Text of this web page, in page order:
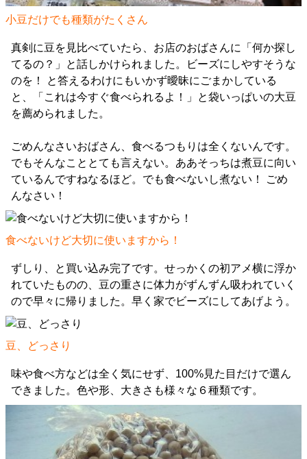
小豆だけでも種類がたくさん
真剣に豆を見比べていたら、お店のおばさんに「何か探し
てるの？」と話しかけられました。ビーズにしやすそうな
のを！ と答えるわけにもいかず曖昧にごまかしている
と、「これは今すぐ食べられるよ！」と袋いっぱいの大豆
を薦められました。
ごめんなさいおばさん、食べるつもりは全くないんです。
でもそんなこととても言えない。ああそっちは煮豆に向い
ているんですねなるほど。でも食べないし煮ない！ ごめ
んなさい！
食べないけど大切に使いますから！
ずしり、と買い込み完了です。せっかくの初アメ横に浮か
れていたものの、豆の重さに体力がずんずん吸われていく
ので早々に帰りました。早く家でビーズにしてあげよう。
豆、どっさり
味や食べ方などは全く気にせず、100%見た目だけで選ん
できました。色や形、大きさも様々な６種類です。